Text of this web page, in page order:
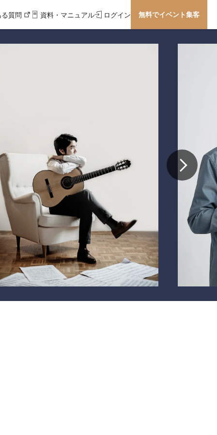
る質問 資料・マニュアル ログイン 無料でイベント集客